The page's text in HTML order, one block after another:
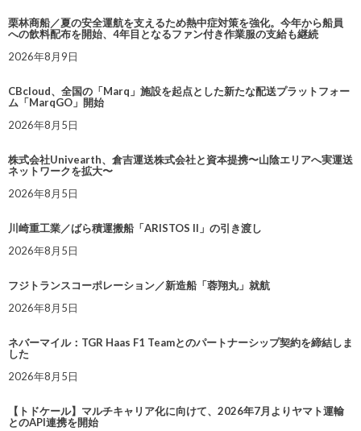
栗林商船／夏の安全運航を支えるため熱中症対策を強化。今年から船員
への飲料配布を開始、4年目となるファン付き作業服の支給も継続
2026年8月9日
CBcloud、全国の「Marq」施設を起点とした新たな配送プラットフォー
ム「MarqGO」開始
2026年8月5日
株式会社Univearth、倉吉運送株式会社と資本提携〜山陰エリアへ実運送
ネットワークを拡大〜
2026年8月5日
川崎重工業／ばら積運搬船「ARISTOS II」の引き渡し
2026年8月5日
フジトランスコーポレーション／新造船「蓉翔丸」就航
2026年8月5日
ネバーマイル：TGR Haas F1 Teamとのパートナーシップ契約を締結しま
した
2026年8月5日
【トドケール】マルチキャリア化に向けて、2026年7月よりヤマト運輸
とのAPI連携を開始